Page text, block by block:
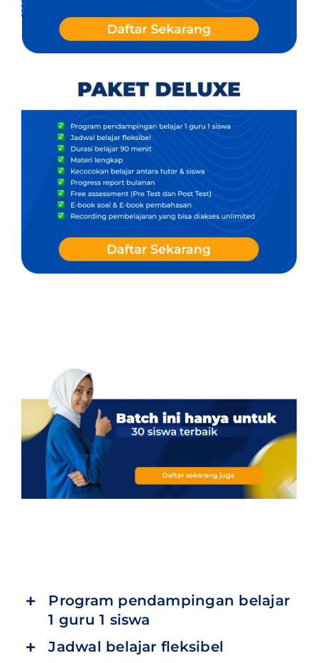
Program pendampingan belajar
1 guru 1 siswa
Jadwal belajar fleksibel